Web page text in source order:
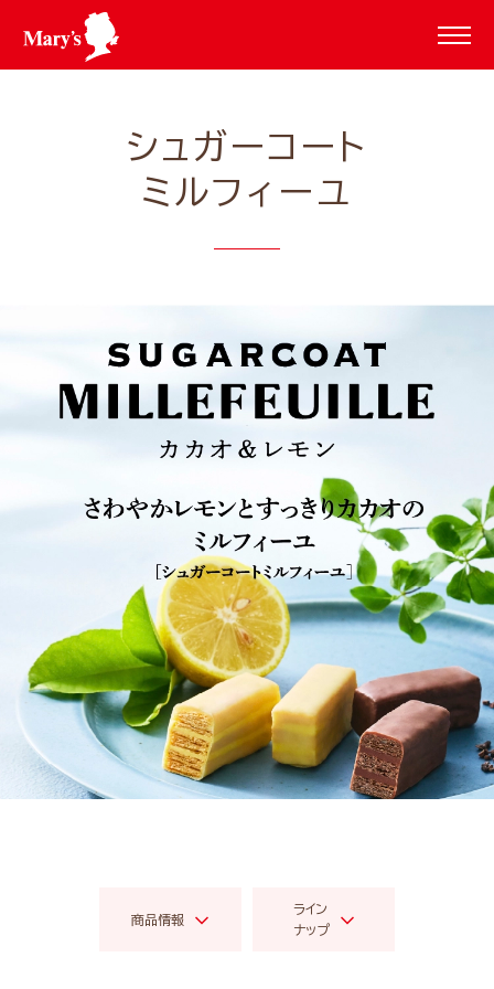
シュガーコート
ミルフィーユ
商品情報
ライン
ナップ